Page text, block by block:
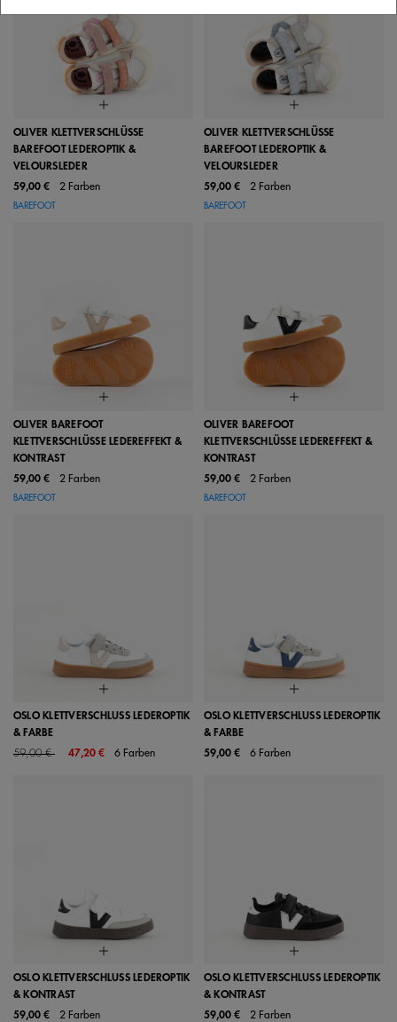
OLIVER KLETTVERSCHLÜSSE
BAREFOOT LEDEROPTIK &
VELOURSLEDER
59,00 €
2 Farben
BAREFOOT
OLIVER KLETTVERSCHLÜSSE
BAREFOOT LEDEROPTIK &
VELOURSLEDER
59,00 €
2 Farben
BAREFOOT
OLIVER BAREFOOT
KLETTVERSCHLÜSSE LEDEREFFEKT &
KONTRAST
59,00 €
2 Farben
BAREFOOT
OLIVER BAREFOOT
KLETTVERSCHLÜSSE LEDEREFFEKT &
KONTRAST
59,00 €
2 Farben
BAREFOOT
OSLO KLETTVERSCHLUSS LEDEROPTIK
& FARBE
Price reduced from
59,00 €to 47,20 € 6 Farben
OSLO KLETTVERSCHLUSS LEDEROPTIK
& FARBE
59,00 €
6 Farben
OSLO KLETTVERSCHLUSS LEDEROPTIK
& KONTRAST
59,00 €
2 Farben
OSLO KLETTVERSCHLUSS LEDEROPTIK
& KONTRAST
59,00 €
2 Farben